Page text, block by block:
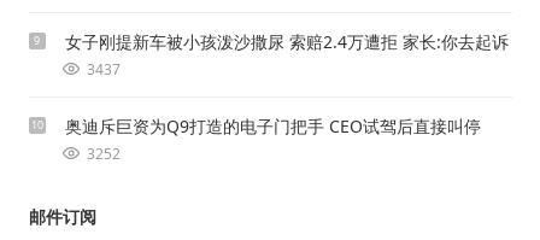
9 女子刚提新车被小孩泼沙撒尿 索赔2.4万遭拒 家长:你去起诉
3437
10 奥迪斥巨资为Q9打造的电子门把手 CEO试驾后直接叫停
3252
邮件订阅